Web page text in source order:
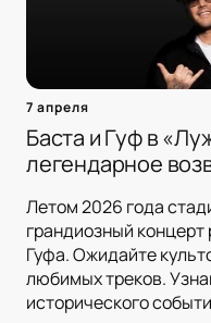
7 апреля
Баста и Гуф в
легендарное
Летом 2026 года
грандиозный
Гуфа. Ожидайте
любимых треков.
исторического